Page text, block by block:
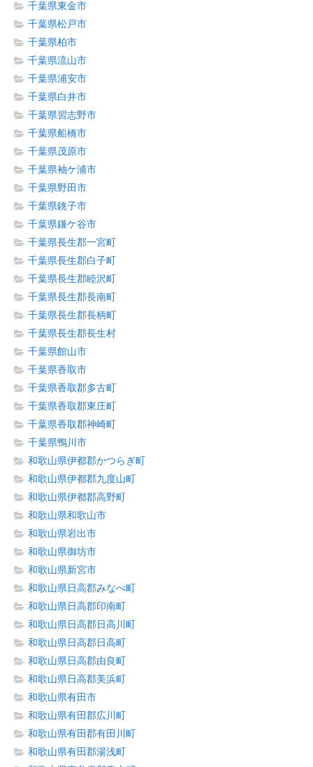
千葉県東金市
千葉県松戸市
千葉県柏市
千葉県流山市
千葉県浦安市
千葉県白井市
千葉県習志野市
千葉県船橋市
千葉県茂原市
千葉県袖ケ浦市
千葉県野田市
千葉県銚子市
千葉県鎌ケ谷市
千葉県長生郡一宮町
千葉県長生郡白子町
千葉県長生郡睦沢町
千葉県長生郡長南町
千葉県長生郡長柄町
千葉県長生郡長生村
千葉県館山市
千葉県香取市
千葉県香取郡多古町
千葉県香取郡東庄町
千葉県香取郡神崎町
千葉県鴨川市
和歌山県伊都郡かつらぎ町
和歌山県伊都郡九度山町
和歌山県伊都郡高野町
和歌山県和歌山市
和歌山県岩出市
和歌山県御坊市
和歌山県新宮市
和歌山県日高郡みなべ町
和歌山県日高郡印南町
和歌山県日高郡日高川町
和歌山県日高郡日高町
和歌山県日高郡由良町
和歌山県日高郡美浜町
和歌山県有田市
和歌山県有田郡広川町
和歌山県有田郡有田川町
和歌山県有田郡湯浅町